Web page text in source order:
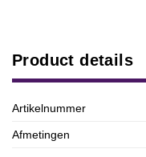
Product details
Artikelnummer
Afmetingen